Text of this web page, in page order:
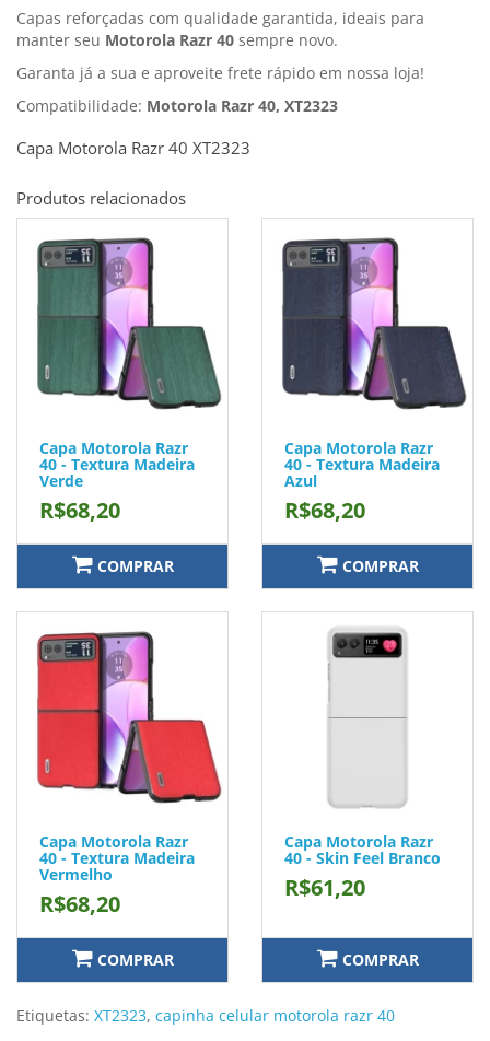
Capas reforçadas com qualidade garantida, ideais para
manter seu Motorola Razr 40 sempre novo.
Garanta já a sua e aproveite frete rápido em nossa loja!
Compatibilidade: Motorola Razr 40, XT2323
Capa Motorola Razr 40 XT2323
Produtos relacionados
Capa Motorola Razr
40 - Textura Madeira
Verde
R$68,20
COMPRAR
Capa Motorola Razr
40 - Textura Madeira
Azul
R$68,20
COMPRAR
Capa Motorola Razr
40 - Textura Madeira
Vermelho
R$68,20
COMPRAR
Capa Motorola Razr
40 - Skin Feel Branco
R$61,20
COMPRAR
Etiquetas: XT2323, capinha celular motorola razr 40